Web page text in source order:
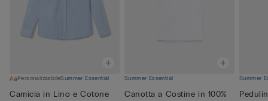
PersonalizzabileSummer Essential
Camicia in Lino e Cotone
Summer Essential
Canotta a Costine in 100%
Summer